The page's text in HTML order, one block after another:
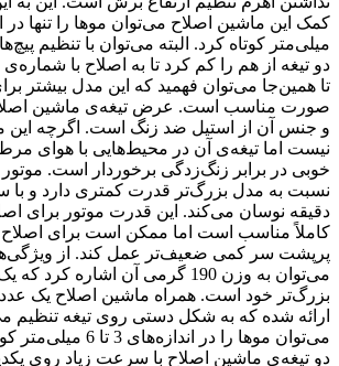
میلی‌متر کوتاه کرد. البته می‌توان با تنظیم
دو تیغه از هم را کم کرد تا به اصلاح با
تا همین‌جا می‌توان فهمید که این مدل بیشتر
و جنس آن از استیل ضد زنگ است. اگرچه این
نیست اما تیغه‌ی آن در محیط‌هایی با هوای
دقیقه نوسان می‌کند. این قدرت موتور برای
کاملاً مناسب است اما ممکن است برای
پرپشت سر کمی ضعیف‌تر عمل کند. از
می‌توان به وزن 190 گرمی آن اشاره
بزرگ‌تر خود است. همراه ماشین اصلاح یک عدد
ارائه شده که به شکل دستی روی تیغه تنظیم
می‌توان موها را در
دو تیغه‌ی ماشین اصلاح با سرعت زیاد روی